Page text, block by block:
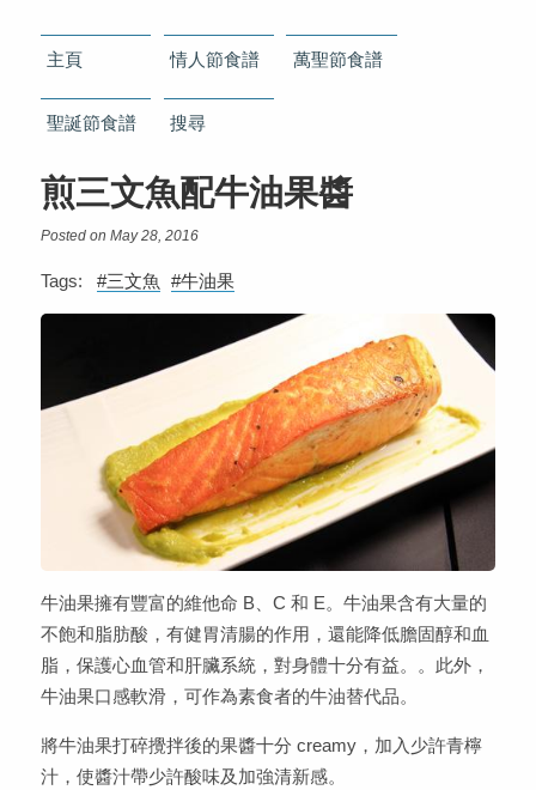
主頁 情人節食譜 萬聖節食譜
聖誕節食譜 搜尋
煎三文魚配牛油果醬
Posted on May 28, 2016
Tags: #三文魚 #牛油果
牛油果擁有豐富的維他命 B、C 和 E。牛油果含有大量的
不飽和脂肪酸，有健胃清腸的作用，還能降低膽固醇和血
脂，保護心血管和肝臟系統，對身體十分有益。。此外，
牛油果口感軟滑，可作為素食者的牛油替代品。
將牛油果打碎攪拌後的果醬十分 creamy，加入少許青檸
汁，使醬汁帶少許酸味及加強清新感。